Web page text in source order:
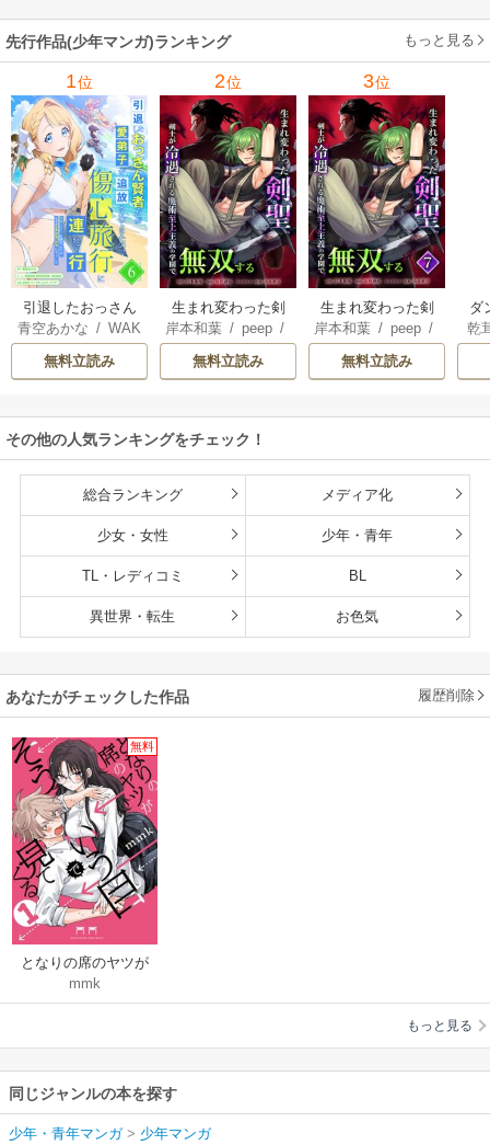
の仲間達を手に入
れて元パーティー
メンバーと世界に
復讐＆『ざま
ぁ！』します！
先行作品(少年マンガ)ランキング もっと見る
1位
引退したおっさん
賢者だが愛弟子が
追放されてきたの
で傷心旅行に連れ
イフな旅のつもり
が、なぜか世界最
強の師弟になって
版】
青空あかな /WAK
ANA KURAGUCHI
pallet/アイラ
listaSTUDIO
無料立読み
2位
生まれ変わった剣
聖、剣士が冷遇さ
れる魔術至上主義
の学園で無双する
岸本和葉/ peep/
染野静也 /
/taskey STUDI
無料立読み
3位
生まれ変わった剣
聖、剣士が冷遇さ
れる魔術至上主義
の学園で無双する
岸本和葉/ peep/
染野静也 /
/taskey STUDI
無料立読み
ダ
込
乾
その他の人気ランキングをチェック！
総合ランキング メディア化
少女・女性 少年・青年
TL・レディコミ BL
異世界・転生 お色気
あなたがチェックした作品 履歴削除
無料
となりの席のヤツが
そういう目で見てく
る
mmk
もっと見る
同じジャンルの本を探す
少年・青年マンガ> 少年マンガ